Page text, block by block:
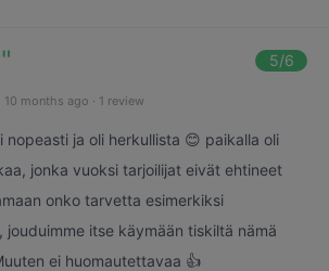
" 5/6
10 months ago · 1 review
nopeasti ja oli herkullista 😊 paikalla oli
jonka vuoksi tarjoilijat eivät ehtineet
onko tarvetta esimerkiksi
jouduimme itse käymään tiskiltä nämä
ei huomautettavaa 👍